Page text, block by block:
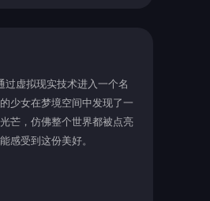
虚拟现实技术进入一个名
少女在梦境空间中发现了一
芒，仿佛整个世界都被点亮
感受到这份美好。